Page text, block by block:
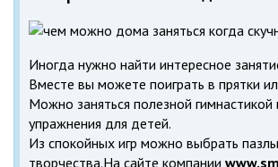
Иногда нужно найти интересное
Вместе вы можете поиграть в прятки
Можно заняться полезной гимнастикой
упражнения для детей.
Из спокойных игр можно выбрать
творчества.На сайте компании